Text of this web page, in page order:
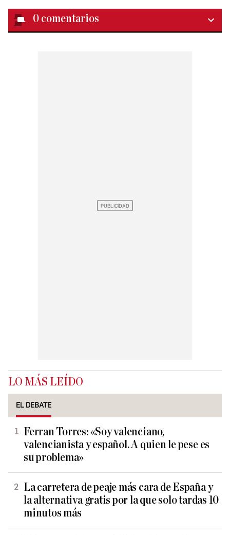
0 comentarios
LO MÁS LEÍDO
EL DEBATE
Ferran Torres: «Soy valenciano,
valencianista y español. A quien le pese es
su problema»
La carretera de peaje más cara de España y
la alternativa gratis por la que solo tardas 10
minutos más